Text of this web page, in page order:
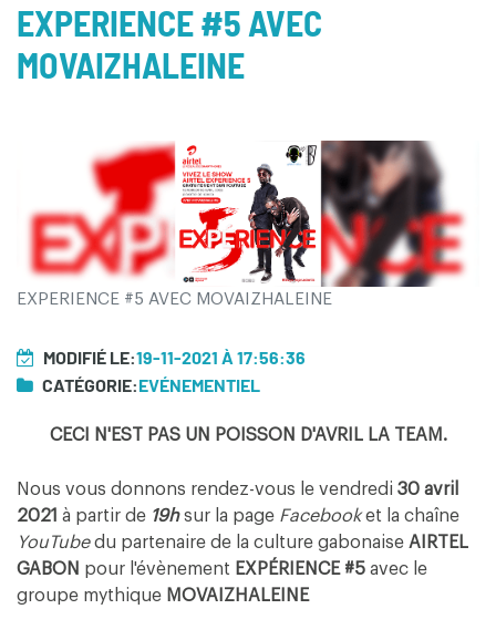
EXPERIENCE #5 AVEC
MOVAIZHALEINE
EXPERIENCE #5 AVEC MOVAIZHALEINE
MODIFIÉ LE:19-11-2021 À 17:56:36
CATÉGORIE:EVÉNEMENTIEL
CECI N'EST PAS UN POISSON D'AVRIL LA TEAM.
Nous vous donnons rendez-vous le vendredi 30 avril
2021 à partir de 19hsur la page Facebooket la chaîne
YouTubedu partenaire de la culture gabonaise AIRTEL
GABON pour l'évènement EXPÉRIENCE #5 avec le
groupe mythique MOVAIZHALEINE